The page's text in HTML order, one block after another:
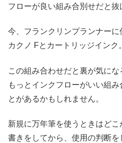
フローが良い組み合別せだと抜
今、フランクリンプランナー
カクノ Fとカートリッジインク。
この組み合わせだと裏が気にな
もっとインクフローがいい組
とがあるかもしれません。
新規に万年筆を使うときはど
書きをしてから、使用の判断を